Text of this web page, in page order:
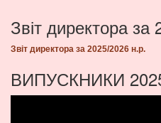
Звіт директора за
Звіт директора за 2025/2026 н.р.
ВИПУСКНИКИ